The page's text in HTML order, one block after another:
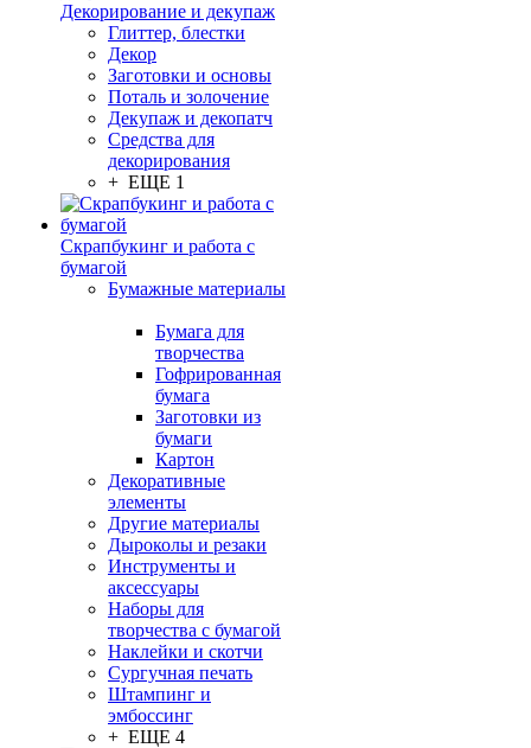
Декорирование и декупаж
Глиттер, блестки
Декор
Заготовки и основы
Поталь и золочение
Декупаж и декопатч
Средства для
декорирования
+ ЕЩЕ 1
Скрапбукинг и работа с
бумагой
Бумажные материалы
Бумага для
творчества
Гофрированная
бумага
Заготовки из
бумаги
Картон
Декоративные
элементы
Другие материалы
Дыроколы и резаки
Инструменты и
аксессуары
Наборы для
творчества с бумагой
Наклейки и скотчи
Сургучная печать
Штампинг и
эмбоссинг
+ ЕЩЕ 4